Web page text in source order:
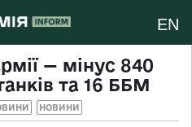
EN
— мінус 840
та 16 ББМ
НОВИНИ